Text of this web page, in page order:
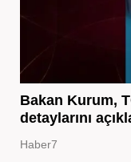
Bakan Kurum,
detaylarını
Haber7